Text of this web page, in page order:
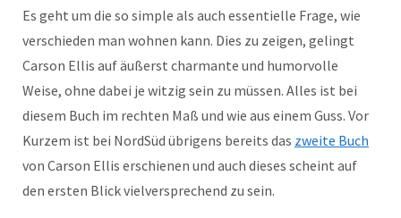
Es geht um die so simple als auch essentielle Frage, wie
verschieden man wohnen kann. Dies zu zeigen, gelingt
Carson Ellis auf äußerst charmante und humorvolle
Weise, ohne dabei je witzig sein zu müssen. Alles ist bei
diesem Buch im rechten Maß und wie aus einem Guss. Vor
Kurzem ist bei NordSüd übrigens bereits das zweite Buch
von Carson Ellis erschienen und auch dieses scheint auf
den ersten Blick vielversprechend zu sein.